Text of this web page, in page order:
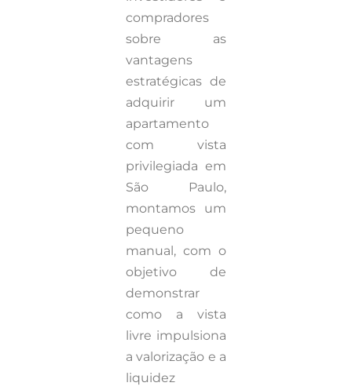
compradores
sobre as
vantagens
estratégicas de
adquirir um
apartamento
com vista
privilegiada em
São Paulo,
montamos um
pequeno
manual, com o
objetivo de
demonstrar
como a vista
livre impulsiona
a valorização e a
liquidez